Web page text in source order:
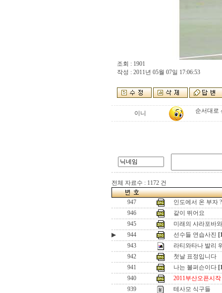
조회 : 1901
작성 : 2011년 05월 07일 17:06:53
이니 순서대로
전체 자료수 : 1172 건
947
인도에서 온 부자
946
같이 뛰어요
945
미래의 샤라포바
▶
944 선수들 연습사진
943
라티와타나 발리
942
첫날 표정입니다
941
나는 볼퍼슨이다
940
2011부산오픈시작
939
테사모 식구들